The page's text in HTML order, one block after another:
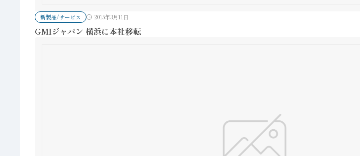
新製品/サービス 2015年3月11日
GMIジャパン 横浜に本社移転